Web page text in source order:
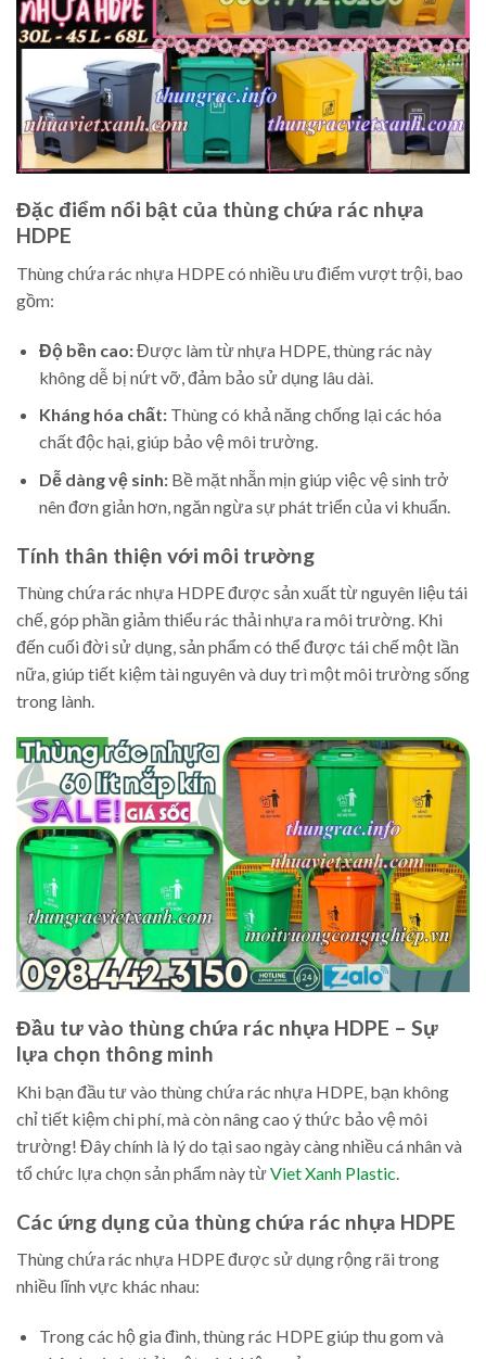
Đặc điểm nổi bật của thùng chứa rác nhựa
HDPE
Thùng chứa rác nhựa HDPE có nhiều ưu điểm vượt trội, bao
gồm:
Độ bền cao:Được làm từ nhựa HDPE, thùng rác này
không dễ bị nứt vỡ, đảm bảo sử dụng lâu dài.
Kháng hóa chất:Thùng có khả năng chống lại các hóa
chất độc hại, giúp bảo vệ môi trường.
Dễ dàng vệ sinh:Bề mặt nhẵn mịn giúp việc vệ sinh trở
nên đơn giản hơn, ngăn ngừa sự phát triển của vi khuẩn.
Tính thân thiện với môi trường
Thùng chứa rác nhựa HDPE được sản xuất từ nguyên liệu tái
chế, góp phần giảm thiểu rác thải nhựa ra môi trường. Khi
đến cuối đời sử dụng, sản phẩm có thể được tái chế một lần
nữa, giúp tiết kiệm tài nguyên và duy trì một môi trường sống
trong lành.
Đầu tư vào thùng chứa rác nhựa HDPE – Sự
lựa chọn thông minh
Khi bạn đầu tư vào thùng chứa rác nhựa HDPE, bạn không
chỉ tiết kiệm chi phí, mà còn nâng cao ý thức bảo vệ môi
trường! Đây chính là lý do tại sao ngày càng nhiều cá nhân và
tổ chức lựa chọn sản phẩm này từViet Xanh Plastic
Các ứng dụng của thùng chứa rác nhựa HDPE
Thùng chứa rác nhựa HDPE được sử dụng rộng rãi trong
nhiều lĩnh vực khác nhau:
Trong các hộ gia đình, thùng rác HDPE giúp thu gom và